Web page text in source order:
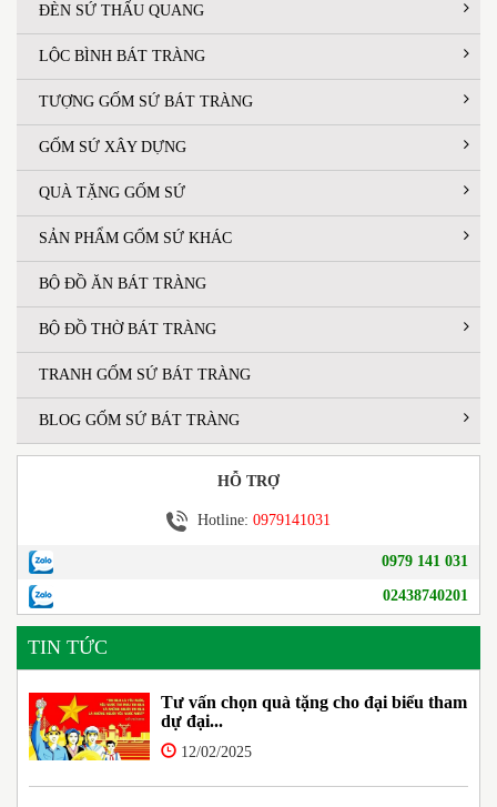
ĐÈN SỨ THẤU QUANG
LỘC BÌNH BÁT TRÀNG
TƯỢNG GỐM SỨ BÁT TRÀNG
GỐM SỨ XÂY DỰNG
QUÀ TẶNG GỐM SỨ
SẢN PHẨM GỐM SỨ KHÁC
BỘ ĐỒ ĂN BÁT TRÀNG
BỘ ĐỒ THỜ BÁT TRÀNG
TRANH GỐM SỨ BÁT TRÀNG
BLOG GỐM SỨ BÁT TRÀNG
HỖ TRỢ
Hotline: 0979141031
0979 141 031
02438740201
TIN TỨC
Tư vấn chọn quà tặng cho đại biểu tham
dự đại...
12/02/2025